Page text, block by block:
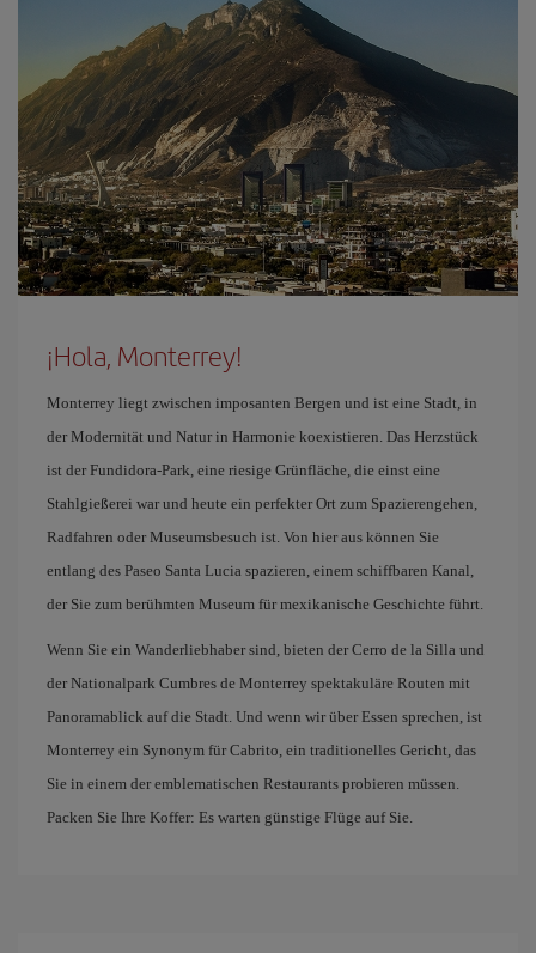
¡Hola, Monterrey!
Monterrey liegt zwischen imposanten Bergen und ist eine Stadt, in
der Modernität und Natur in Harmonie koexistieren. Das Herzstück
ist der Fundidora-Park, eine riesige Grünfläche, die einst eine
Stahlgießerei war und heute ein perfekter Ort zum Spazierengehen,
Radfahren oder Museumsbesuch ist. Von hier aus können Sie
entlang des Paseo Santa Lucia spazieren, einem schiffbaren Kanal,
der Sie zum berühmten Museum für mexikanische Geschichte führt.
Wenn Sie ein Wanderliebhaber sind, bieten der Cerro de la Silla und
der Nationalpark Cumbres de Monterrey spektakuläre Routen mit
Panoramablick auf die Stadt. Und wenn wir über Essen sprechen, ist
Monterrey ein Synonym für Cabrito, ein traditionelles Gericht, das
Sie in einem der emblematischen Restaurants probieren müssen.
Packen Sie Ihre Koffer: Es warten günstige Flüge auf Sie.